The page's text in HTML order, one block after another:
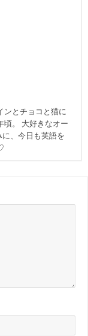
とチョコと猫に
頃。 大好きなオー
、今日も英語を